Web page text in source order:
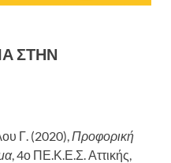
ΣΤΗΝ
Γ. (2020), Προφορική
, 4ο ΠΕ.Κ.Ε.Σ. Αττικής,